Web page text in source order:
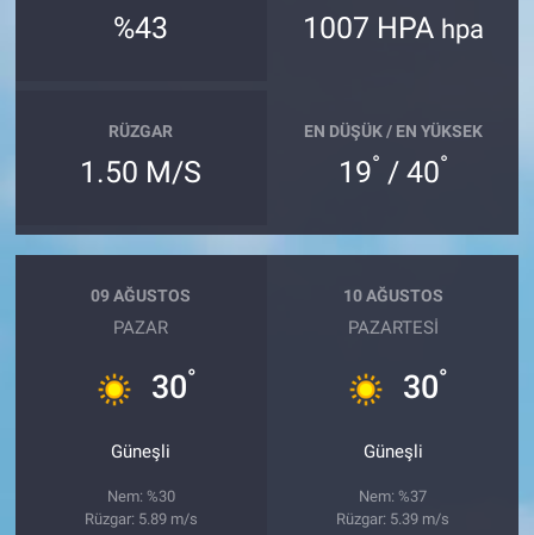
%43 1007 HPA hpa
RÜZGAR
1.50 M/S
EN DÜŞÜK / EN YÜKSEK
19° / 40°
09 AĞUSTOS
PAZAR
30°
Güneşli
Nem: %30
Rüzgar: 5.89 m/s
10 AĞUSTOS
PAZARTESI
30°
Güneşli
Nem: %37
Rüzgar: 5.39 m/s